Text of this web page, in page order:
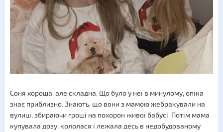
Соня хороша, але складна. Що було у неї в минулому, опіка
знає приблизно. Знають, що вони з мамою жебракували на
вулиці, збираючи гроші на похорон живої бабусі. Потім мама
купувала дозу, кололася і лежала десь в недобудованому